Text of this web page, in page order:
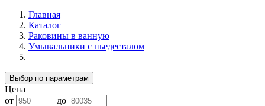
Главная
Каталог
Раковины в ванную
Умывальники с пьедесталом
Выбор по параметрам
Цена
от
до